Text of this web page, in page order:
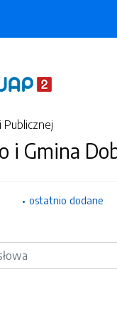
Publicznej
i Gmina
ostatnio dodane